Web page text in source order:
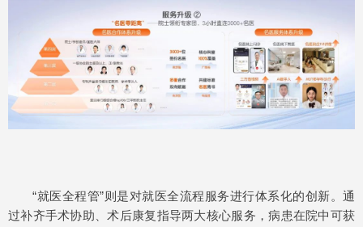
“就医全程管”则是对就医全流程服务进行体系化的创新。通
过补齐手术协助、术后康复指导两大核心服务，病患在院中可获